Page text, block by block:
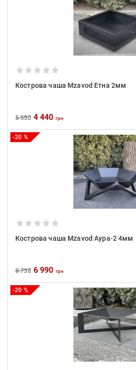
Кострова чаша Mzavod Етна 2мм
5 550 4 440 грн
-20 %
Кострова чаша Mzavod Аура-2 4мм
8 738 6 990 грн
-20 %